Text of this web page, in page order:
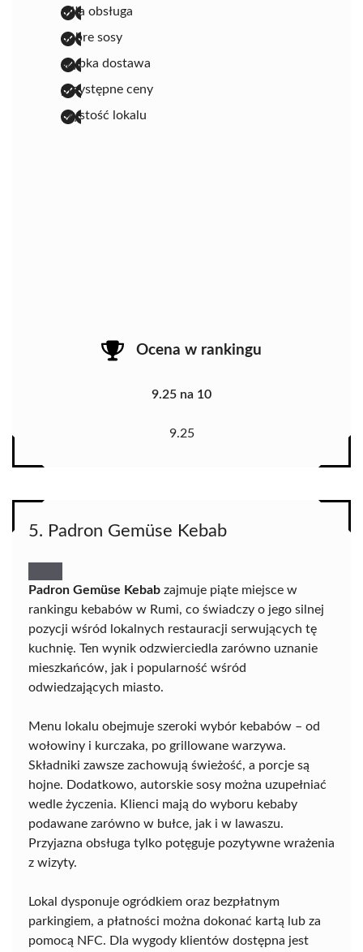
miła obsługa
dobre sosy
szybka dostawa
przystępne ceny
czystość lokalu
Ocena w rankingu
9.25 na 10
9.25
5. Padron Gemüse Kebab
Padron Gemüse Kebab zajmuje piąte miejsce w
rankingu kebabów w Rumi, co świadczy o jego silnej
pozycji wśród lokalnych restauracji serwujących tę
kuchnię. Ten wynik odzwierciedla zarówno uznanie
mieszkańców, jak i popularność wśród
odwiedzających miasto.
Menu lokalu obejmuje szeroki wybór kebabów – od
wołowiny i kurczaka, po grillowane warzywa.
Składniki zawsze zachowują świeżość, a porcje są
hojne. Dodatkowo, autorskie sosy można uzupełniać
wedle życzenia. Klienci mają do wyboru kebaby
podawane zarówno w bułce, jak i w lawaszu.
Przyjazna obsługa tylko potęguje pozytywne wrażenia
z wizyty.
Lokal dysponuje ogródkiem oraz bezpłatnym
parkingiem, a płatności można dokonać kartą lub za
pomocą NFC. Dla wygody klientów dostępna jest